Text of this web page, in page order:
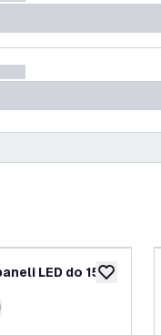
dodaj do
LED do 150
recenzji